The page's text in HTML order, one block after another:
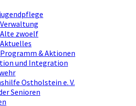
Verwaltung
Alte zwoelf
Aktuelles
Programm & Aktionen
und Integration
Ostholstein e. V.
Senioren